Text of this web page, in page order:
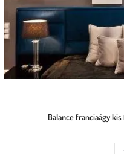
Balance franciaágy